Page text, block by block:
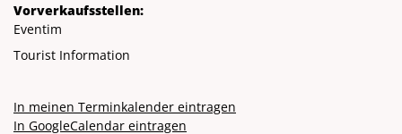
Vorverkaufsstellen:
Eventim
Tourist Information
In meinen Terminkalender eintragen
In GoogleCalendar eintragen